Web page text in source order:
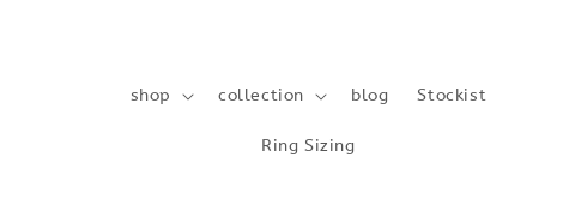
shop collection blog Stockist
Ring Sizing